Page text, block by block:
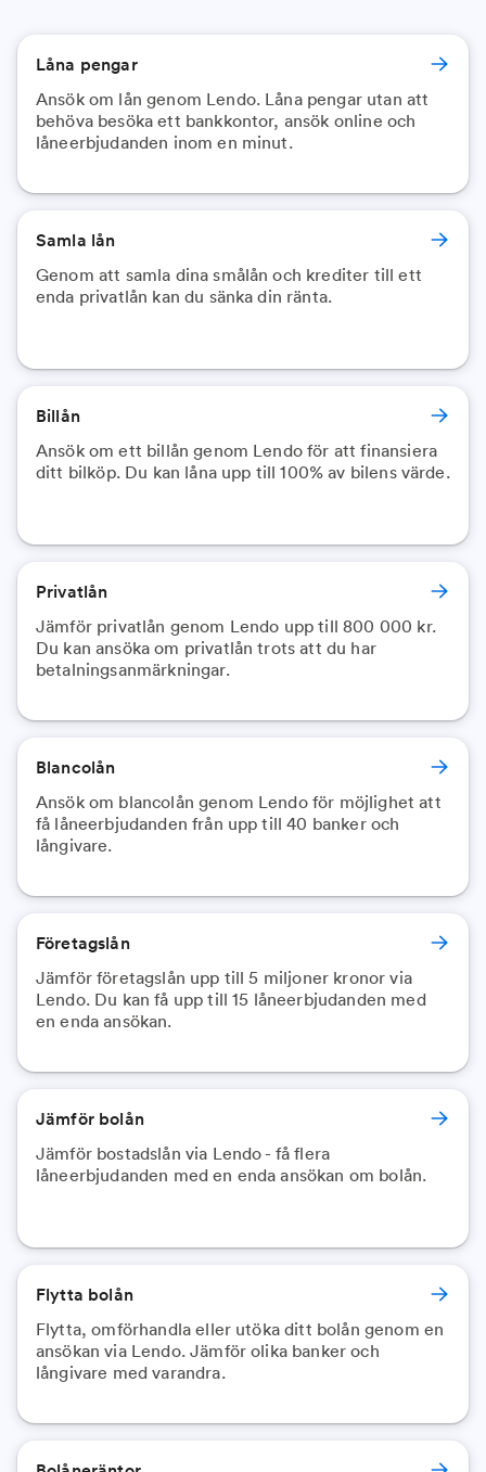
Låna pengar
Ansök om lån genom Lendo. Låna pengar utan att
behöva besöka ett bankkontor, ansök online och
låneerbjudanden inom en minut.
Samla lån
Genom att samla dina smålån och krediter till ett
enda privatlån kan du sänka din ränta.
Billån
Ansök om ett billån genom Lendo för att finansiera
ditt bilköp. Du kan låna upp till 100% av bilens värde.
Privatlån
Jämför privatlån genom Lendo upp till 800 000 kr.
Du kan ansöka om privatlån trots att du har
betalningsanmärkningar.
Blancolån
Ansök om blancolån genom Lendo för möjlighet att
få låneerbjudanden från upp till 40 banker och
långivare.
Företagslån
Jämför företagslån upp till 5 miljoner kronor via
Lendo. Du kan få upp till 15 låneerbjudanden med
en enda ansökan.
Jämför bolån
Jämför bostadslån via Lendo - få flera
låneerbjudanden med en enda ansökan om bolån.
Flytta bolån
Flytta, omförhandla eller utöka ditt bolån genom en
ansökan via Lendo. Jämför olika banker och
långivare med varandra.